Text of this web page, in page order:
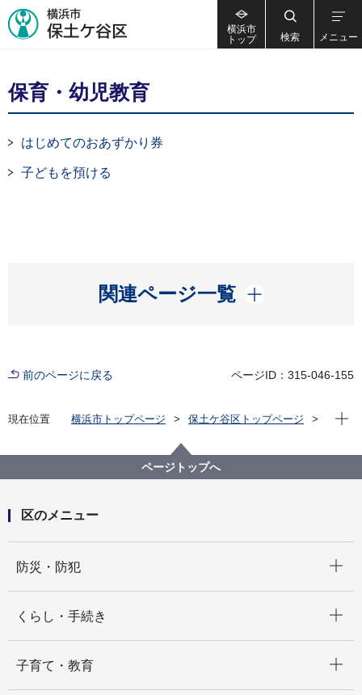
横浜市
トップ
検索 メニュー
保育・幼児教育
はじめてのおあずかり券
子どもを預ける
関連ページ一覧
開く
前のページに戻る ページID：315-046-155
現在位置 横浜市トップページ
保土ケ谷区トップページ
現在
ページトップへ
区のメニュー
防災・防犯
くらし・手続き
子育て・教育